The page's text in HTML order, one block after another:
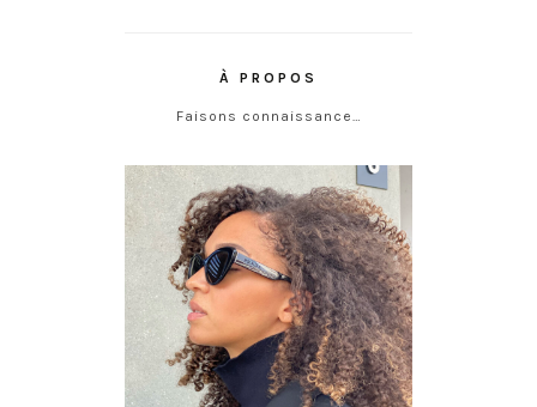
À PROPOS
Faisons connaissance…